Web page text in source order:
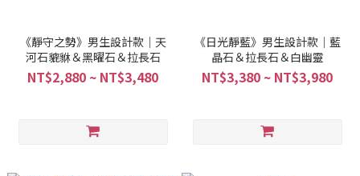
《靜守之勢》男生設計款｜天
河石貔貅＆黑曜石＆拉長石
NT$2,880 ~ NT$3,480
《日光靜藍》男生設計款｜藍
晶石＆拉長石＆白幽靈
NT$3,380 ~ NT$3,980